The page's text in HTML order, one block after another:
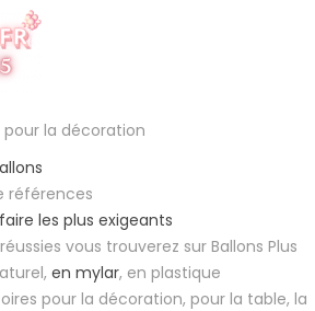
pour la décoration
références
les plus exigeants
vous trouverez sur Ballons Plus
en mylar, en plastique
pour la décoration, pour la table, la